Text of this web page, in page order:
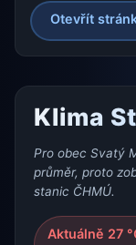
Otevřít
Klima
Pro obec Svatý
průměr, proto
stanic ČHMÚ.
Aktuálně 27